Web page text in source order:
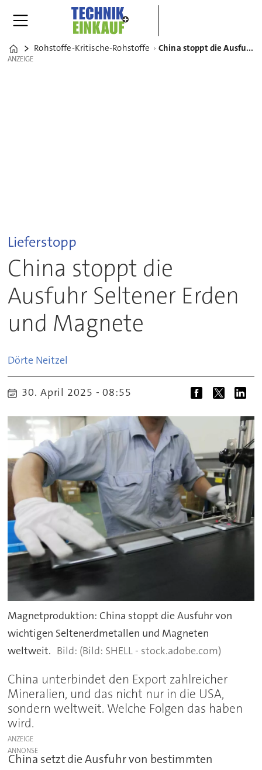
Home
Rohstoffe-Kritische-Rohstoffe China stoppt die Ausfuhr Seltener Erden und Magnete
ANZEIGE
ANZEIGE
Lieferstopp
China stoppt die
Ausfuhr Seltener Erden
und Magnete
Dörte Neitzel
30. April 2025 - 08:55
Magnetproduktion: China stoppt die Ausfuhr von
wichtigen Seltenerdmetallen und Magneten
weltweit.
(Bild: SHELL - stock.adobe.com)
China unterbindet den Export zahlreicher
Mineralien, und das nicht nur in die USA,
sondern weltweit. Welche Folgen das haben
wird.
ANZEIGE
China setzt die Ausfuhr von bestimmten